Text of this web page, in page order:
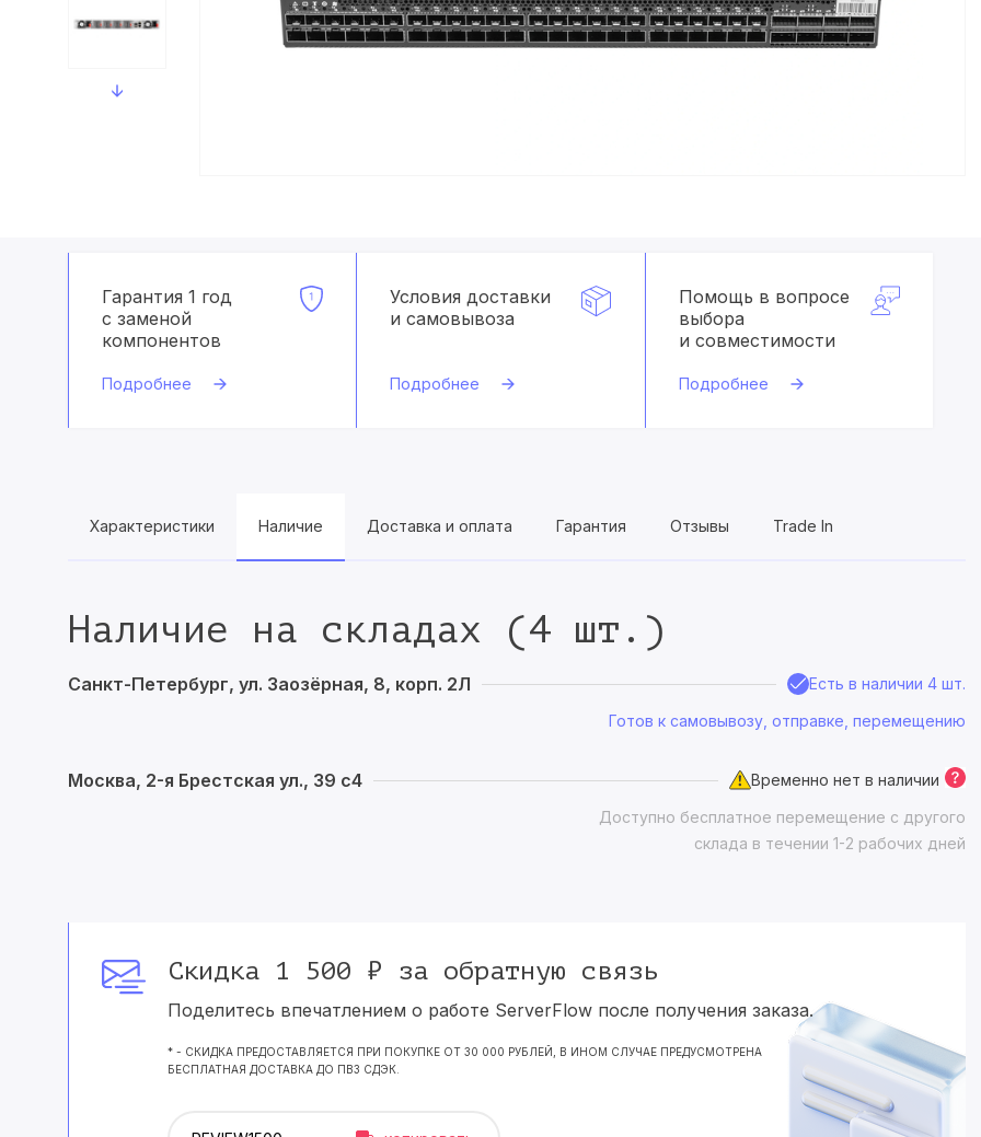
Гарантия 1 год
с заменой
компонентов
Подробнее
Условия доставки
и самовывоза
Подробнее
Помощь в вопросе
выбора
и совместимости
Подробнее
Характеристики Наличие Доставка и оплата Гарантия Отзывы Trade In
Наличие на складах (4 шт.)
Санкт-Петербург, ул. Заозёрная, 8, корп. 2Л
Есть в наличии 4 шт.
Готов к самовывозу, отправке, перемещению
Москва, 2-я Брестская ул., 39 с4
Временно нет в наличии
Доступно бесплатное перемещение с другого
склада в течении 1-2 рабочих дней
Скидка 1 500 ₽ за обратную связь
Поделитесь впечатлением о работе ServerFlow после получения заказа.
* - СКИДКА ПРЕДОСТАВЛЯЕТСЯ ПРИ ПОКУПКЕ ОТ 30 000 РУБЛЕЙ, В ИНОМ СЛУЧАЕ ПРЕДУСМОТРЕНА
БЕСПЛАТНАЯ ДОСТАВКА ДО ПВЗ СДЭК.